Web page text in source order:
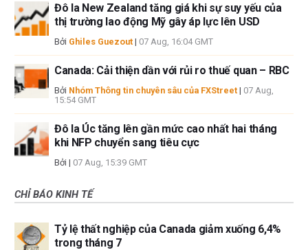
Đô la New Zealand tăng giá khi sự suy yếu của
thị trường lao động Mỹ gây áp lực lên USD
Bởi Ghiles Guezout | 07 Aug, 16:04 GMT
Canada: Cải thiện dần với rủi ro thuế quan – RBC
Bởi Nhóm Thông tin chuyên sâu của FXStreet | 07 Aug,
15:54 GMT
Đô la Úc tăng lên gần mức cao nhất hai tháng
khi NFP chuyển sang tiêu cực
Bởi | 07 Aug, 15:39 GMT
CHỈ BÁO KINH TẾ
Tỷ lệ thất nghiệp của Canada giảm xuống 6,4%
trong tháng 7